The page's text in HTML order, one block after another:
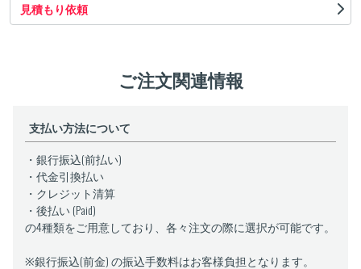
見積もり依頼
ご注文関連情報
支払い方法について
・銀行振込(前払い)
・代金引換払い
・クレジット清算
・後払い (Paid)
の4種類をご用意しており、各々注文の際に選択が可能です。
※銀行振込(前金) の振込手数料はお客様負担となります。